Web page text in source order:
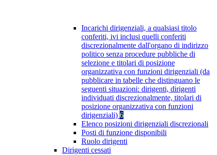
Incarichi dirigenziali, a qualsiasi titolo
conferiti, ivi inclusi quelli conferiti
discrezionalmente dall'organo di indirizzo
politico senza procedure pubbliche di
selezione e titolari di posizione
organizzativa con funzioni dirigenziali (da
pubblicare in tabelle che distinguano le
seguenti situazioni: dirigenti, dirigenti
individuati discrezionalmente, titolari di
posizione organizzativa con funzioni
dirigenziali) 6
Elenco posizioni dirigenziali discrezionali
Posti di funzione disponibili
Ruolo dirigenti
Dirigenti cessati